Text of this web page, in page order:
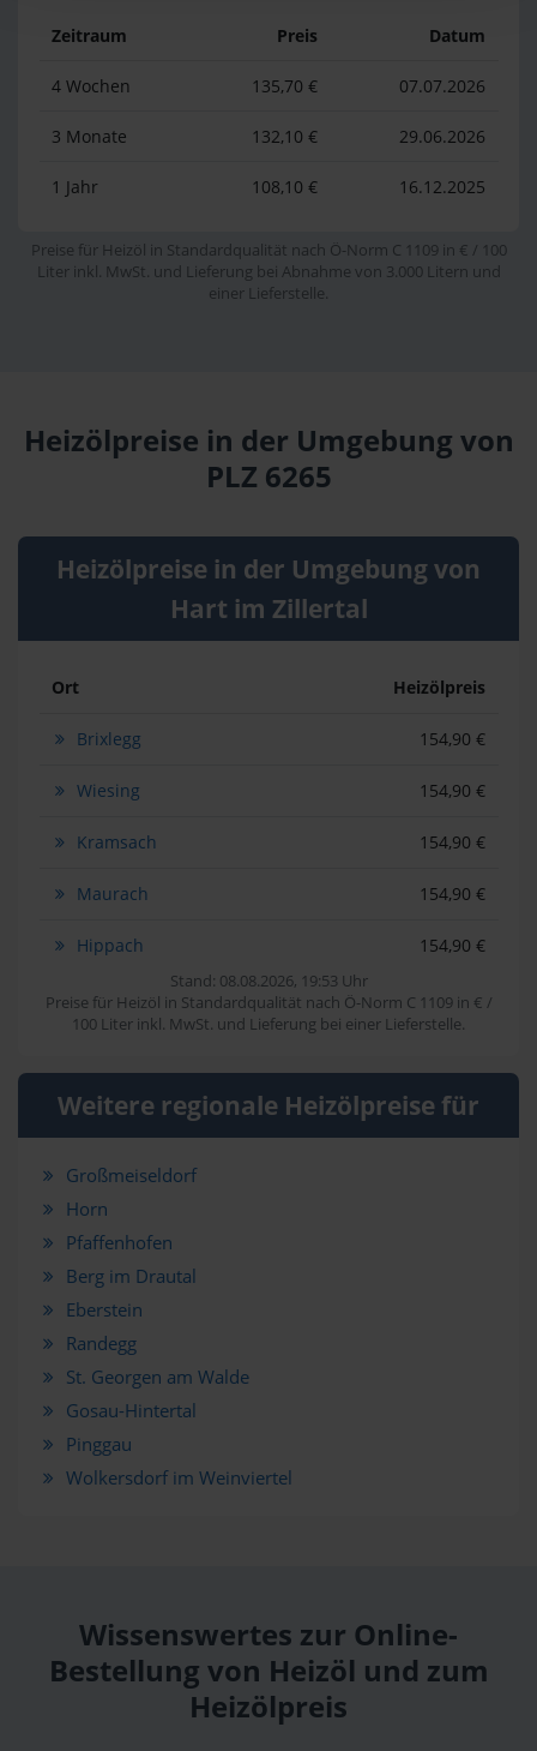
Zeitraum Preis Datum
4 Wochen 135,70 € 07.07.2026
3 Monate 132,10 € 29.06.2026
1 Jahr 108,10 € 16.12.2025
Preise für Heizöl in Standardqualität nach Ö-Norm C 1109 in € / 100
Liter inkl. MwSt. und Lieferung bei Abnahme von 3.000 Litern und
einer Lieferstelle.
Heizölpreise in der Umgebung von
PLZ 6265
Heizölpreise in der Umgebung von
Hart im Zillertal
Ort Heizölpreis
Brixlegg 154,90 €
Wiesing 154,90 €
Kramsach 154,90 €
Maurach 154,90 €
Hippach 154,90 €
Stand: 08.08.2026, 19:53 Uhr
Preise für Heizöl in Standardqualität nach Ö-Norm C 1109 in € /
100 Liter inkl. MwSt. und Lieferung bei einer Lieferstelle.
Weitere regionale Heizölpreise für
Großmeiseldorf
Horn
Pfaffenhofen
Berg im Drautal
Eberstein
Randegg
St. Georgen am Walde
Gosau-Hintertal
Pinggau
Wolkersdorf im Weinviertel
Wissenswertes zur Online-
Bestellung von Heizöl und zum
Heizölpreis